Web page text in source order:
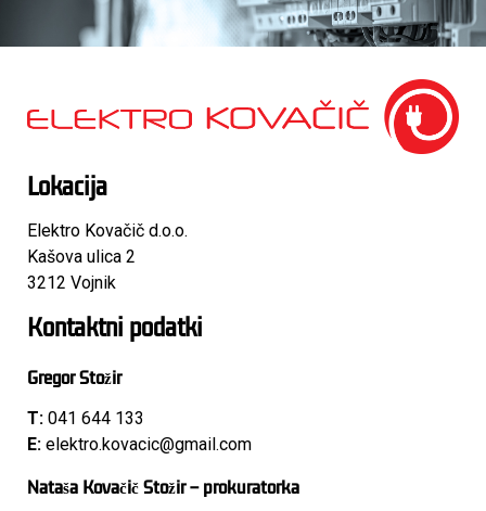
Lokacija
Elektro Kovačič d.o.o.
Kašova ulica 2
3212 Vojnik
Kontaktni podatki
Gregor Stožir
T: 041 644 133
E: elektro.kovacic@gmail.com
Nataša Kovačič Stožir – prokuratorka